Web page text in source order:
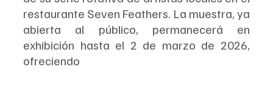
restaurante Seven Feathers. La muestra, ya
abierta al público, permanecerá en
exhibición hasta el 2 de marzo de 2026,
ofreciendo